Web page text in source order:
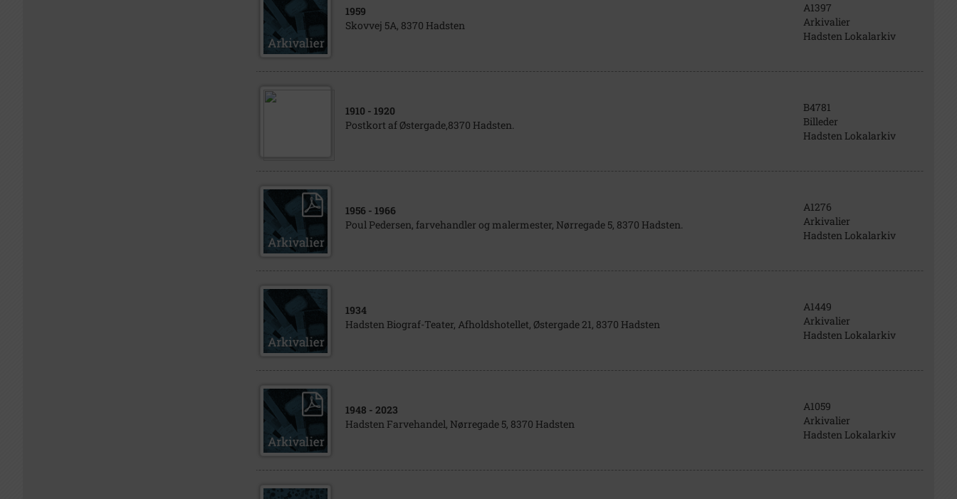
1959
Skovvej 5A, 8370 Hadsten
A1397
Arkivalier
Hadsten Lokalarkiv
1910 - 1920
Postkort af Østergade,8370 Hadsten.
B4781
Billeder
Hadsten Lokalarkiv
1956 - 1966
Poul Pedersen, farvehandler og malermester, Nørregade 5, 8370 Hadsten.
A1276
Arkivalier
Hadsten Lokalarkiv
1934
Hadsten Biograf-Teater, Afholdshotellet, Østergade 21, 8370 Hadsten
A1449
Arkivalier
Hadsten Lokalarkiv
1948 - 2023
Hadsten Farvehandel, Nørregade 5, 8370 Hadsten
A1059
Arkivalier
Hadsten Lokalarkiv